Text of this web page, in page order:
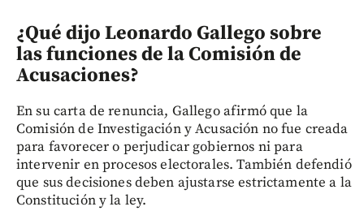
¿Qué dijo Leonardo Gallego sobre
las funciones de la Comisión de
Acusaciones?
En su carta de renuncia, Gallego afirmó que la
Comisión de Investigación y Acusación no fue creada
para favorecer o perjudicar gobiernos ni para
intervenir en procesos electorales. También defendió
que sus decisiones deben ajustarse estrictamente a la
Constitución y la ley.